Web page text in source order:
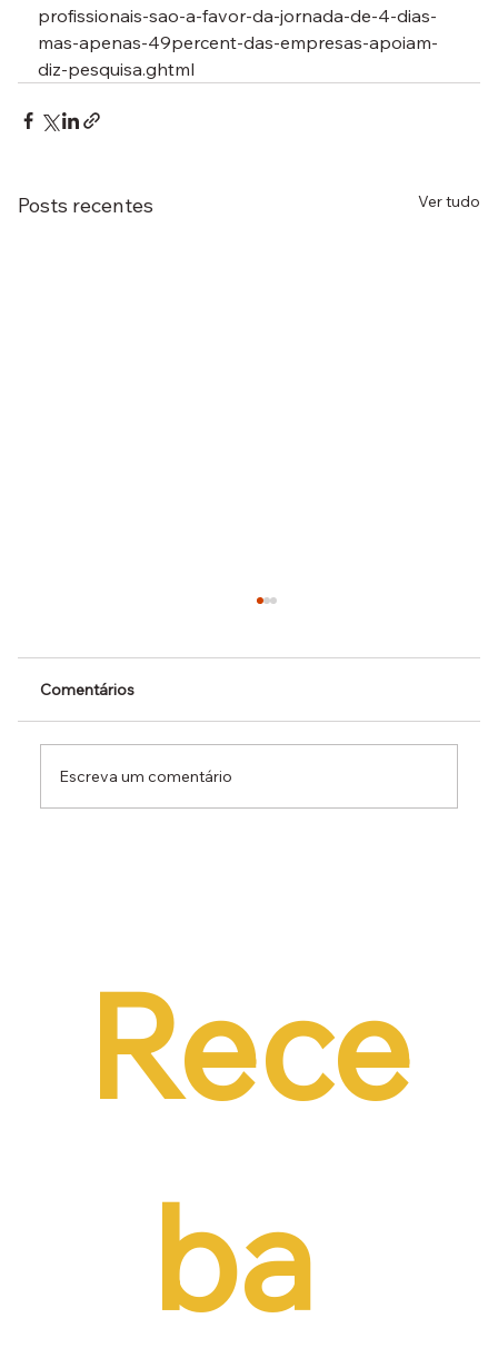
profissionais-sao-a-favor-da-jornada-de-4-dias-
mas-apenas-49percent-das-empresas-apoiam-
diz-pesquisa.ghtml
Posts recentes Ver tudo
Comentários
Escreva um comentário
Rece
ba